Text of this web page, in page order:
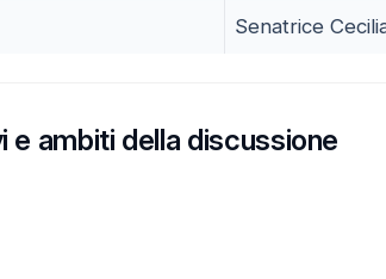
Senatrice
e ambiti della discussione